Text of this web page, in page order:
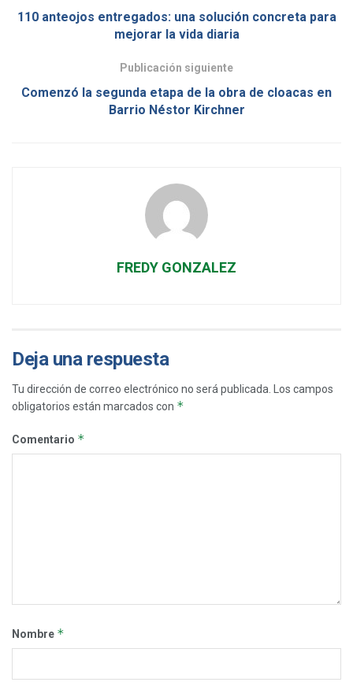
110 anteojos entregados: una solución concreta para
mejorar la vida diaria
Publicación siguiente
Comenzó la segunda etapa de la obra de cloacas en
Barrio Néstor Kirchner
FREDY GONZALEZ
Deja una respuesta
Tu dirección de correo electrónico no será publicada.
Los campos
obligatorios están marcados con *
Comentario *
Nombre *